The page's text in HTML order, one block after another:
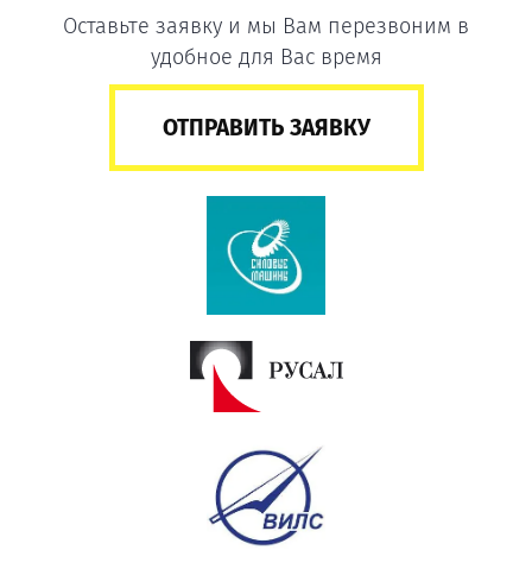
Оставьте заявку и мы Вам перезвоним в
удобное для Вас время
ОТПРАВИТЬ ЗАЯВКУ